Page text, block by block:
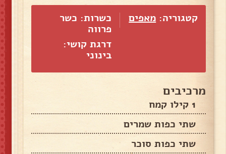
קטגוריה: מאפים
כשרות: כשר
פרווה
דרגת קושי:
בינוני
מרכיבים
1 קילו קמח
שתי כפות שמרים
שתי כפות סוכר